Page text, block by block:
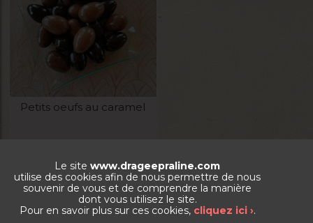
Petits oeufs au caramel
8,09€
VOIR LE PRODUIT
Le site www.drageepraline.com
utilise des cookies afin de nous permettre de nous
souvenir de vous et de comprendre la manière
dont vous utilisez le site.
Pour en savoir plus sur ces cookies, cliquez ici ›.